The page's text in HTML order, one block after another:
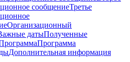
сообщениеТретье
Организационный
датыПолученные
Программа
Дополнительная информация